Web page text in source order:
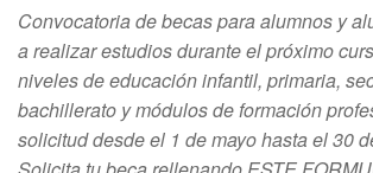
Convocatoria de becas para alumnos y
a realizar estudios durante el próximo
niveles de educación infantil, primaria,
bachillerato y módulos de formación
solicitud desde el 1 de mayo hasta el 30